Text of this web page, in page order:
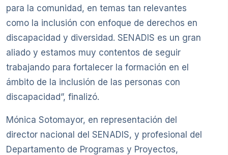
para la comunidad, en temas tan relevantes
como la inclusión con enfoque de derechos en
discapacidad y diversidad. SENADIS es un gran
aliado y estamos muy contentos de seguir
trabajando para fortalecer la formación en el
ámbito de la inclusión de las personas con
discapacidad”, finalizó.
Mónica Sotomayor, en representación del
director nacional del SENADIS, y profesional del
Departamento de Programas y Proyectos,